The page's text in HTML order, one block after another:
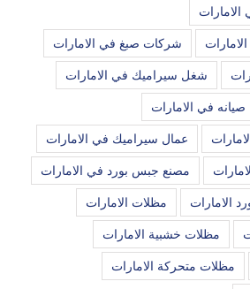
شركات صبغ في الامارات
شغل سيراميك في الامارات
صيانه في الامارات
عمال سيراميك في الامارات
مصنع جبس بورد في الامارات
الامارات مظلات الامارات
مظلات خشبية الامارات
مظلات متحركة الامارات